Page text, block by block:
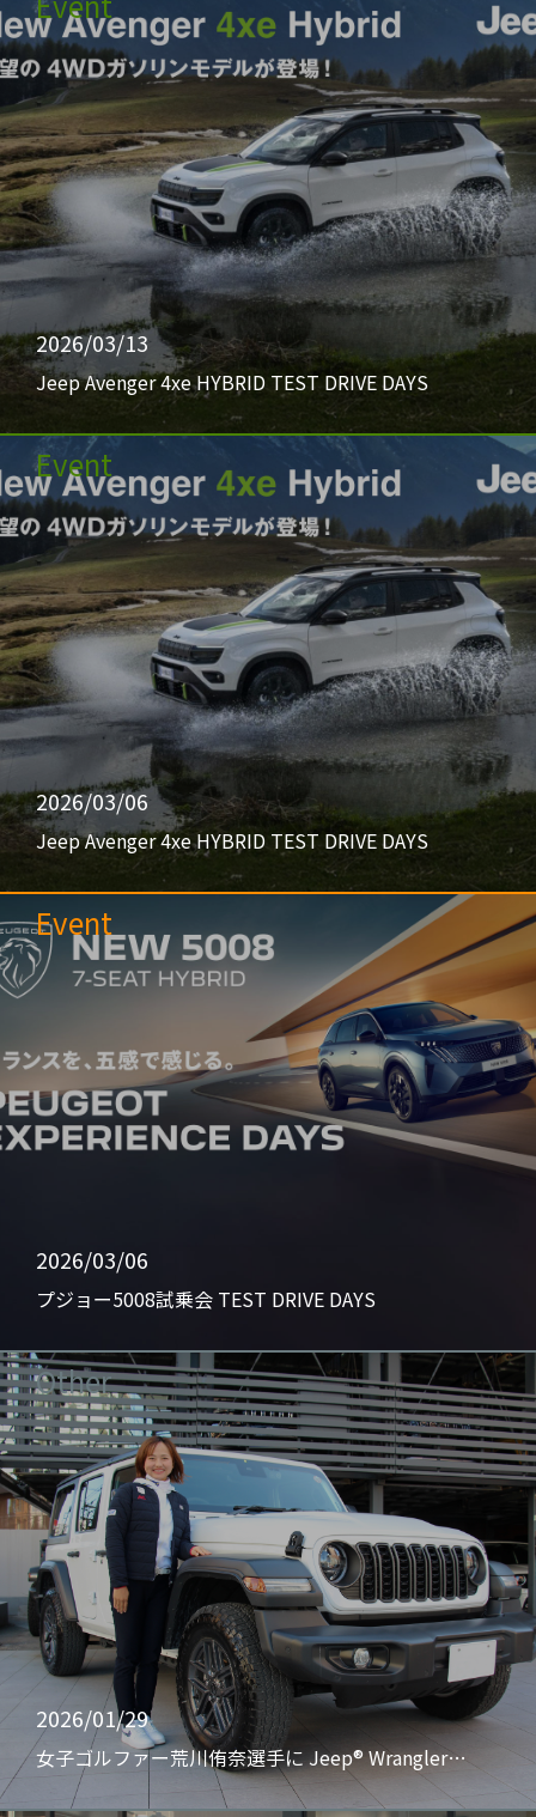
2026/03/13
Jeep Avenger 4xe HYBRID TEST DRIVE DAYS
Event
2026/03/06
Jeep Avenger 4xe HYBRID TEST DRIVE DAYS
Event
2026/03/06
プジョー5008試乗会 TEST DRIVE DAYS
Other
2026/01/29
女子ゴルファー荒川侑奈選手に Jeep® Wrangler…